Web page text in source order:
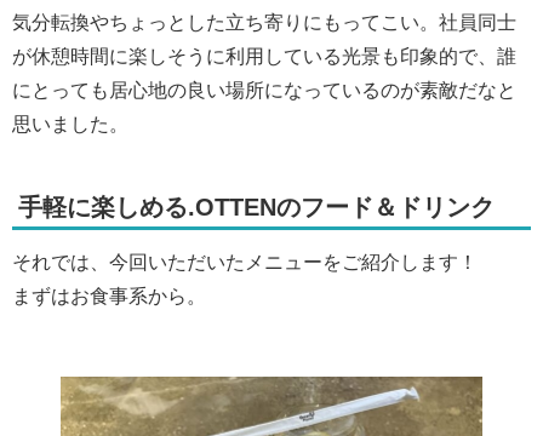
気分転換やちょっとした立ち寄りにもってこい。社員同士
が休憩時間に楽しそうに利用している光景も印象的で、誰
にとっても居心地の良い場所になっているのが素敵だなと
思いました。
手軽に楽しめる.OTTENのフード＆ドリンク
それでは、今回いただいたメニューをご紹介します！
まずはお食事系から。